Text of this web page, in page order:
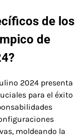
de los
de
2024 presenta
para el éxito
moldeando la